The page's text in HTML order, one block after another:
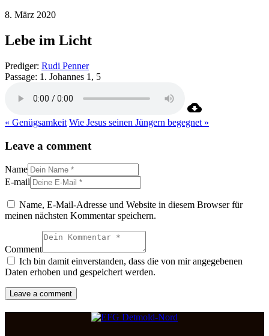
8. März 2020
Lebe im Licht
Prediger: Rudi Penner
Passage: 1. Johannes 1, 5
« Genügsamkeit Wie Jesus seinen Jüngern begegnet »
Leave a comment
Name
E-mail
Name, E-Mail-Adresse und Website in diesem Browser für
meinen nächsten Kommentar speichern.
Comment
Ich bin damit einverstanden, dass die von mir angegebenen
Daten erhoben und gespeichert werden.